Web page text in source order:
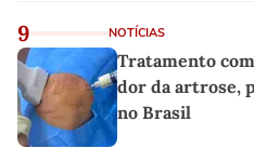
9 NOTÍCIAS
Tratamento
dor da artrose,
no Brasil